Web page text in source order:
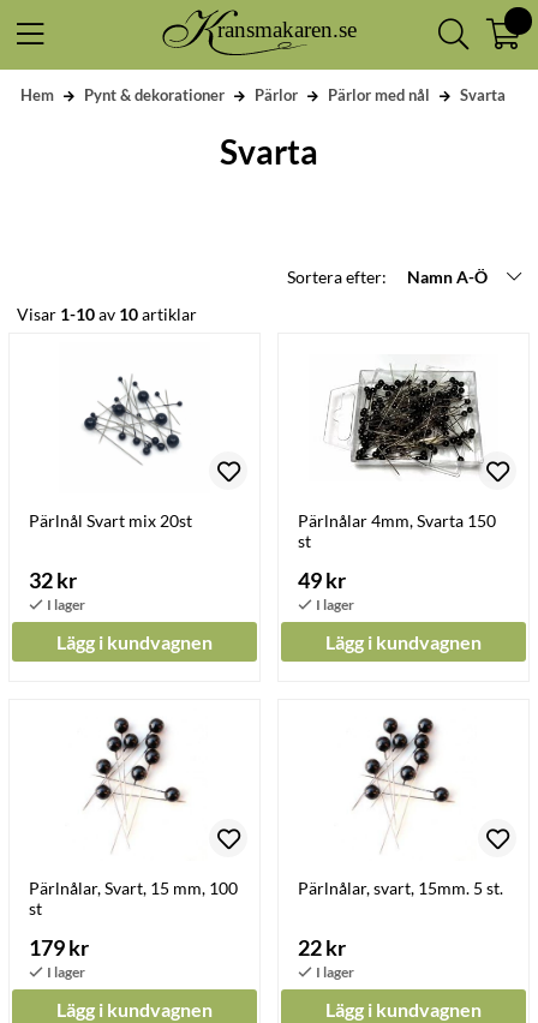
Hem Pynt & dekorationer Pärlor Pärlor med nål Svarta
Svarta
Sortera efter:
Namn A-Ö
Visar 1-10av 10artiklar
Pärlnål Svart mix 20st
32 kr
Lägg i kundvagnen
Pärlnålar 4mm, Svarta 150
st
49 kr
Lägg i kundvagnen
Pärlnålar, Svart, 15 mm, 100
st
179 kr
Lägg i kundvagnen
Pärlnålar, svart, 15mm. 5 st.
22 kr
Lägg i kundvagnen